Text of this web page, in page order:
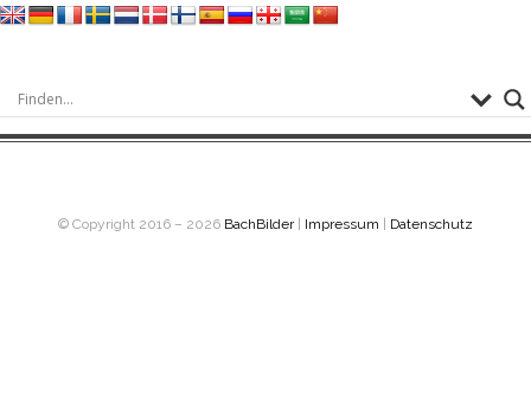
© Copyright 2016 – 2026 BachBilder| Impressum | Datenschutz